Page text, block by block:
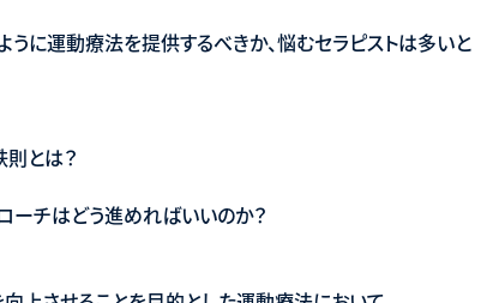
に運動療法を提供するべきか、悩むセラピストは多いと
則とは？
チはどう進めればいいのか？